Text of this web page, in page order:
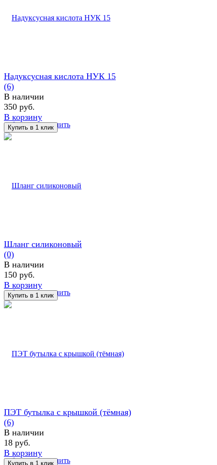
избранное сравнить
Надуксусная кислота НУК 15
(6)
В наличии
350 руб.
В корзину
избранное сравнить
Шланг силиконовый
(0)
В наличии
150 руб.
В корзину
избранное сравнить
ПЭТ бутылка с крышкой (тёмная)
(6)
В наличии
18 руб.
В корзину